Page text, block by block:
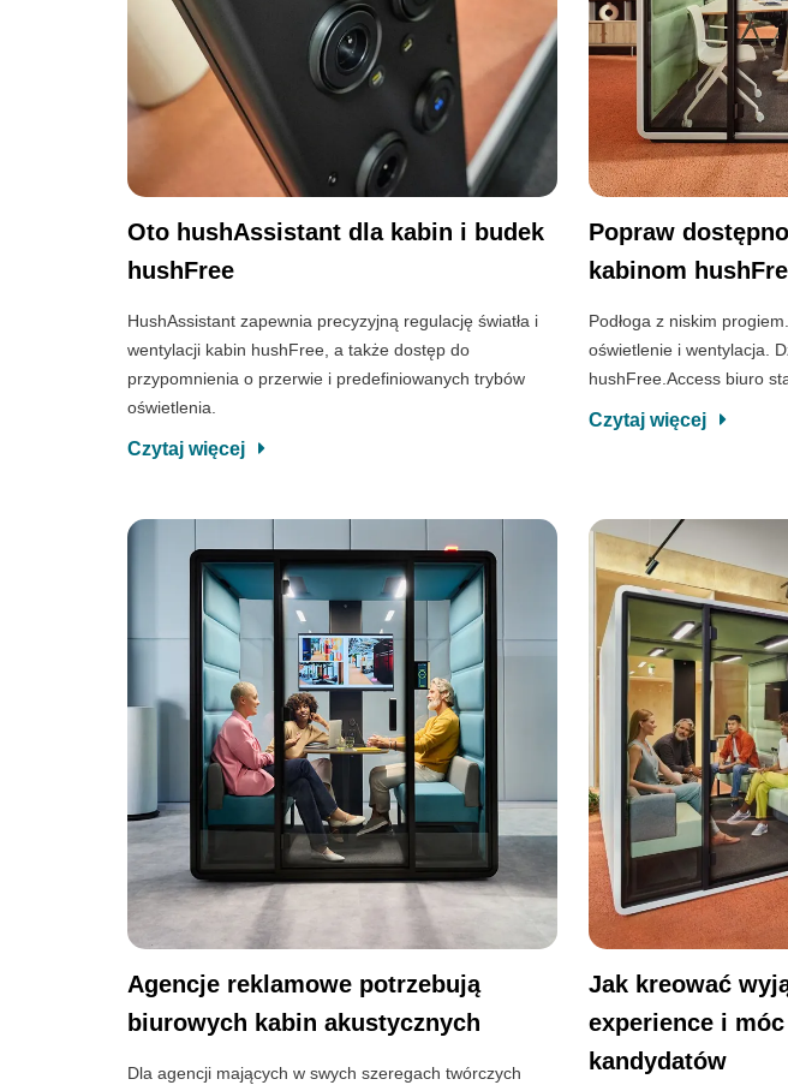
Oto hushAssistant dla kabin i budek
hushFree
HushAssistant zapewnia precyzyjną regulację światła i
wentylacji kabin hushFree, a także dostęp do
przypomnienia o przerwie i predefiniowanych trybów
oświetlenia.
Czytaj więcej
Popraw
kabinom
Podłoga z niskim
oświetlenie i wentylacja.
hushFree.Access biuro
Czytaj więcej
Agencje reklamowe potrzebują
biurowych kabin akustycznych
Dla agencji mających w swych szeregach twórczych
Jak kreować
experience i
kandydatów